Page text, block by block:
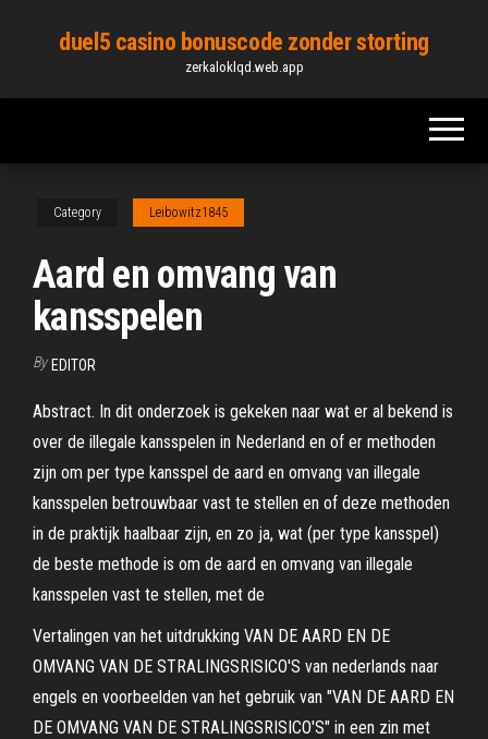
content
duel5 casino bonuscode zonder storting
zerkaloklqd.web.app
Category Leibowitz1845
Aard en omvang van
kansspelen
By EDITOR
Abstract. In dit onderzoek is gekeken naar wat er al bekend is
over de illegale kansspelen in Nederland en of er methoden
zijn om per type kansspel de aard en omvang van illegale
kansspelen betrouwbaar vast te stellen en of deze methoden
in de praktijk haalbaar zijn, en zo ja, wat (per type kansspel)
de beste methode is om de aard en omvang van illegale
kansspelen vast te stellen, met de
Vertalingen van het uitdrukking VAN DE AARD EN DE
OMVANG VAN DE STRALINGSRISICO'S van nederlands naar
engels en voorbeelden van het gebruik van "VAN DE AARD EN
DE OMVANG VAN DE STRALINGSRISICO'S" in een zin met